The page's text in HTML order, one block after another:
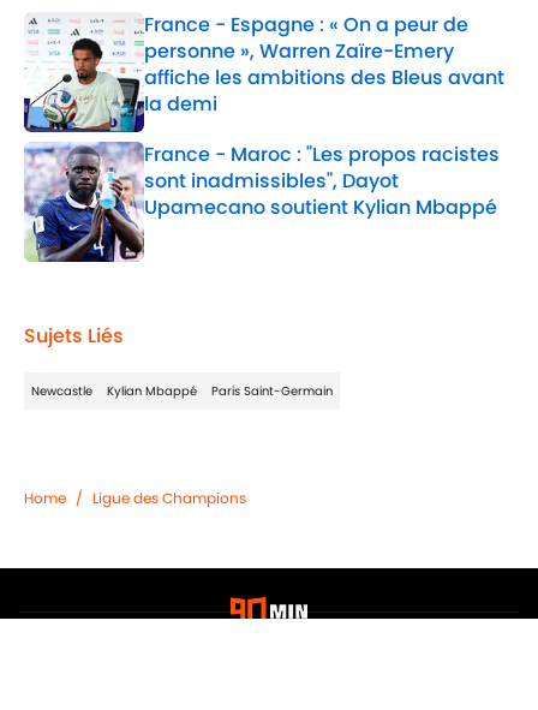
France - Espagne : « On a peur de
personne », Warren Zaïre-Emery
affiche les ambitions des Bleus avant
la demi
Published by on Invalid Date
France - Maroc : "Les propos racistes
sont inadmissibles", Dayot
Upamecano soutient Kylian Mbappé
Published by on Invalid Date
Sujets Liés
Newcastle Kylian Mbappé Paris Saint-Germain
Home / Ligue des Champions